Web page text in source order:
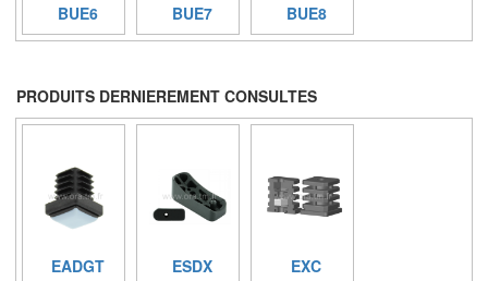
BUE6 BUE7 BUE8
PRODUITS DERNIEREMENT CONSULTES
EADGT ESDX EXC